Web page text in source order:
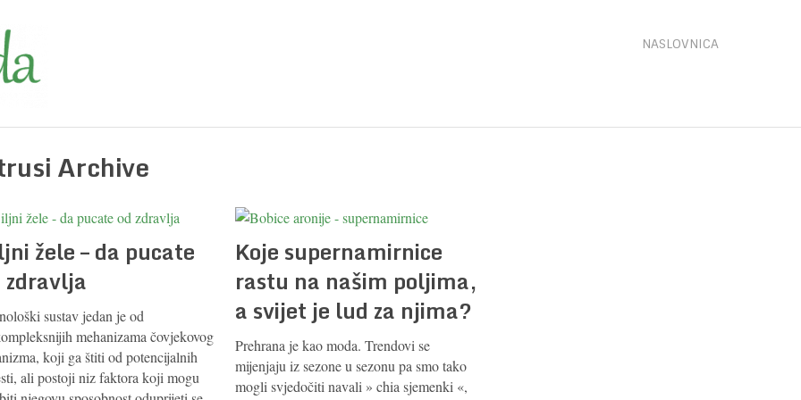
NASLOVNICA
Archive
žele – da pucate
zdravlja
sustav jedan je od
mehanizama čovjekovog
koji ga štiti od potencijalnih
ali postoji niz faktora koji mogu
Koje supernamirnice
rastu na našim poljima,
a svijet je lud za njima?
Prehrana je kao moda. Trendovi se
mijenjaju iz sezone u sezonu pa smo tako
mogli svjedočiti navali » chia sjemenki «,